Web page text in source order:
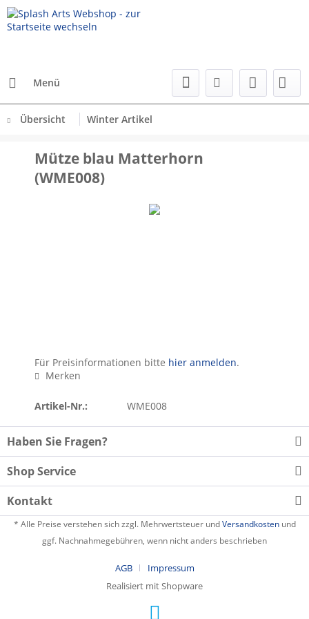
Menü
Übersicht Winter Artikel
Mütze blau Matterhorn
(WME008)
Für Preisinformationen bitte hier anmelden.
Merken
Artikel-Nr.: WME008
Haben Sie Fragen?
Shop Service
Kontakt
* Alle Preise verstehen sich zzgl. Mehrwertsteuer undVersandkostenund
ggf. Nachnahmegebühren, wenn nicht anders beschrieben
AGB
Impressum
Realisiert mit Shopware